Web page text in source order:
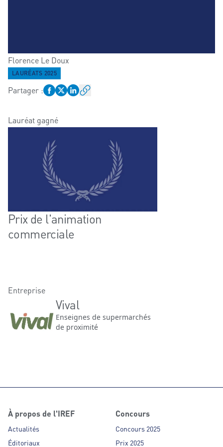
Florence Le Doux
LAURÉATS 2025
Partager :
Lauréat gagné
Prix de l'animation
commerciale
Entreprise
Vival
Enseignes de supermarchés
de proximité
À propos de l'IREF
Actualités
Éditoriaux
Concours
Concours 2025
Prix 2025